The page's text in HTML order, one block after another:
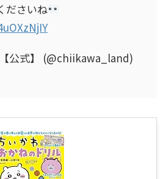
ださいね
公式】 (@chiikawa_land)